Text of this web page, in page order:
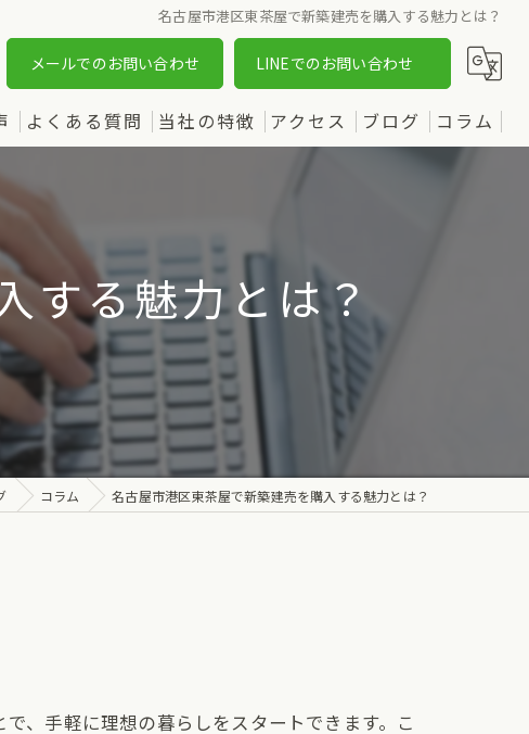
名古屋市港区東茶屋で新築建売を購入する魅力とは？
メールでのお問い合わせ LINEでのお問い合わせ
よくある質問 当社の特徴
土地
新築
中古
アクセス ブログ コラム
する魅力とは？
コラム 名古屋市港区東茶屋で新築建売を購入する魅力とは？
、手軽に理想の暮らしをスタートできます。こ